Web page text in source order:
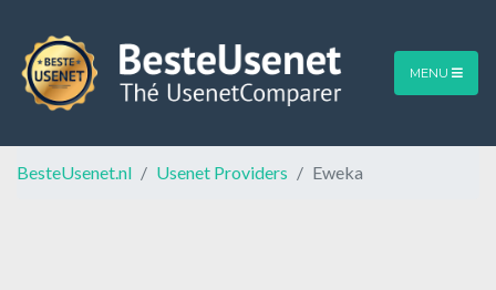
MENU
BesteUsenet.nl Usenet Providers Eweka